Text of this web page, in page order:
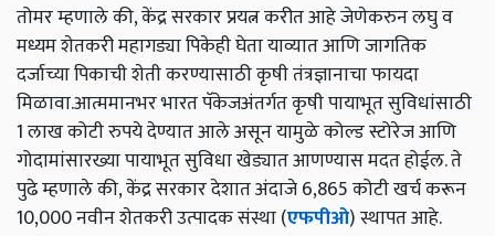
तोमर म्हणाले की, केंद्र सरकार प्रयत्न करीत आहे जेणेकरुन लघु व
मध्यम शेतकरी महागड्या पिकेही घेता याव्यात आणि जागतिक
दर्जाच्या पिकाची शेती करण्यासाठी कृषी तंत्रज्ञानाचा फायदा
मिळावा.आत्ममानभर भारत पॅकेजअंतर्गत कृषी पायाभूत सुविधांसाठी
1 लाख कोटी रुपये देण्यात आले असून यामुळे कोल्ड स्टोरेज आणि
गोदामांसारख्या पायाभूत सुविधा खेड्यात आणण्यास मदत होईल. ते
पुढे म्हणाले की, केंद्र सरकार देशात अंदाजे 6,865 कोटी खर्च करून
10,000 नवीन शेतकरी उत्पादक संस्था (एफपीओ) स्थापत आहे.